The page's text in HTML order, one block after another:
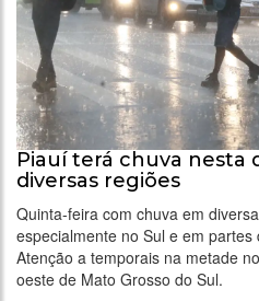
Piauí terá chuva nesta
diversas regiões
Quinta-feira com chuva em
especialmente no Sul e em
Atenção a temporais na metade
oeste de Mato Grosso do Sul.